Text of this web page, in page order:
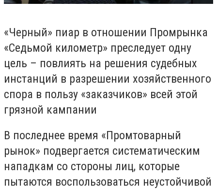
«Черный» пиар в отношении Промрынка
«Седьмой километр» преследует одну
цель – повлиять на решения судебных
инстанций в разрешении хозяйственного
спора в пользу «заказчиков» всей этой
грязной кампании
В последнее время «Промтоварный
рынок» подвергается систематическим
нападкам со стороны лиц, которые
пытаются воспользоваться неустойчивой